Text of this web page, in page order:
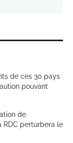
de ces 30 pays
pouvant
de
perturbera le